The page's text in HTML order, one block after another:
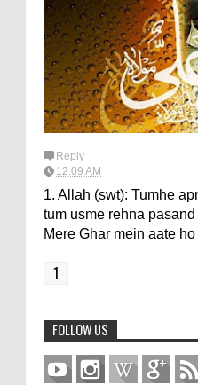
Reply
12:09 AM
1. Allah (swt): Tumhe
tum usme rehna
Mere Ghar mein aate
1
FOLLOW US